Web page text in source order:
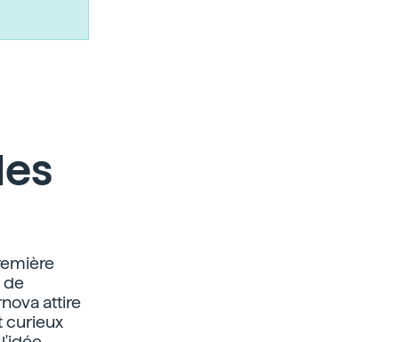
de
attire
curieux